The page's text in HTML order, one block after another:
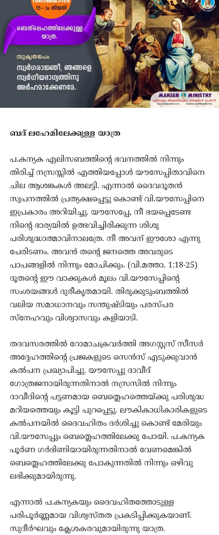
ബദ് ലഹേമിലേക്കുള്ള യാത്ര
പ.കന്യക എലിസബത്തിന്‍റെ ഭവനത്തില്‍ നിന്നും
തിരിച്ച് നസ്രസ്സില്‍ എത്തിയപ്പോള്‍ യൗസേപ്പിതാവിനെ
ചില ആശങ്കകള്‍ അലട്ടി. എന്നാല്‍ ദൈവദൂതന്‍
സ്വപനത്തില്‍ പ്രത്യക്ഷപ്പെട്ടു കൊണ്ട് വി.യൗസേപ്പിനെ
ഇപ്രകാരം അറിയിച്ചു. യൗസേപ്പേ, നീ ഭയപ്പെടേണ്ട
നിന്‍റെ ഭാര്യയില്‍ ഉത്ഭവിച്ചിരിക്കുന്ന ശിശു
പരിശുദ്ധാത്മാവിനാലത്രേ. നീ അവന് ഈശോ എന്നു
പേരിടണം. അവന്‍ തന്‍റെ ജനത്തെ അവരുടെ
പാപങ്ങളില്‍ നിന്നും മോചിക്കും. (വി.മത്താ. 1:18-25)
ദൂതന്റെ ഈ വാക്കുകൾ മൂലം വി.യൗസേപ്പിന്‍റെ
സംശയങ്ങള്‍ ദുരീകൃതമായി. തിരുക്കുടുംബത്തില്‍
വലിയ സമാധാനവും സന്തുഷ്ടിയും പരസ്പര
സ്നേഹവും വിശ്വാസവും കളിയാടി.
തദവസരത്തില്‍ റോമാചക്രവര്‍ത്തി അഗസ്റ്റസ് സീസര്‍
അദ്ദേഹത്തിന്‍റെ പ്രജകളുടെ സെന്‍സ് എടുക്കുവാന്‍
കല്‍പന പ്രഖ്യാപിച്ചു. യൗസേപ്പു ദാവീദ്
ഗോത്രജനായിരുന്നതിനാല്‍ നസ്രസില്‍ നിന്നും
ദാവീദിന്‍റെ പട്ടണമായ ബെത്ലെഹത്തെയ്ക്കു പരിശുദ്ധ
മറിയത്തെയും കൂട്ടി പുറപ്പെട്ടു. ലൗകികാധികാരികളുടെ
കല്‍പനയില്‍ ദൈവഹിതം ദര്‍ശിച്ചു കൊണ്ട് മേരിയും
വി.യൗസേപ്പും ബെത്ലെഹത്തിലേക്കു പോയി. പ.കന്യക
പൂര്‍ണ ഗര്‍ഭിണിയായിരുന്നതിനാല്‍ വേണമെങ്കില്‍
ബെത്ലെഹത്തിലേക്കു പോകുന്നതില്‍ നിന്നും ഒഴിവു
ലഭിക്കുമായിരുന്നു.
എന്നാല്‍ പ.കന്യകയും ദൈവഹിതത്തോടുള്ള
പരിപൂര്‍ണ്ണ‍മായ വിശ്വസ്തത പ്രകടിപ്പിക്കുകയാണ്.
സുദീര്‍ഘവും ക്ലേശകരവുമായിരുന്നു യാത്ര.